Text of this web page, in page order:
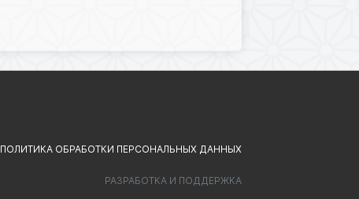
ПОЛИТИКА ОБРАБОТКИ ПЕРСОНАЛЬНЫХ ДАННЫХ
РАЗРАБОТКА И ПОДДЕРЖКА